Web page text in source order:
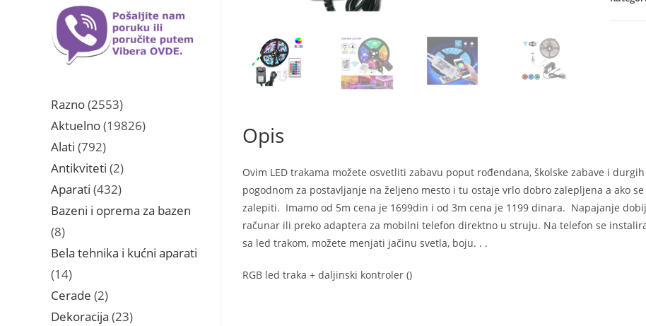
Opis
Ovim LED trakama možete osvetliti zabavu poput rođendana, školske zabave i
pogodnom za postavljanje na željeno mesto i tu ostaje vrlo dobro zalepljena a ako
zalepiti. Imamo od 5m cena je 1699din i od 3m cena je 1199 dinara. Napajanje
računar ili preko adaptera za mobilni telefon direktno u struju. Na telefon se
sa led trakom, možete menjati jačinu svetla, boju. . .
RGB led traka + daljinski kontroler ()
Razno 25532553
proizvoda
Aktuelno 1982619826
Alati 792792
proizvoda
Antikviteti 22
proizvoda
Aparati 432432
proizvoda
Bazeni i oprema za bazen
88
proizvoda
Bela tehnika i kućni aparati
1414
proizvoda
Cerade 22
proizvoda
Dekoracija 2323